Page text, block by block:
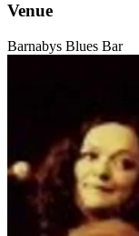
Venue
Barnabys Blues Bar